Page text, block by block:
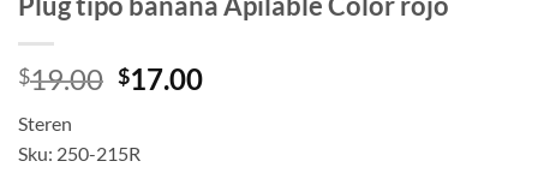
$19.00 $17.00
Steren
Sku: 250-215R